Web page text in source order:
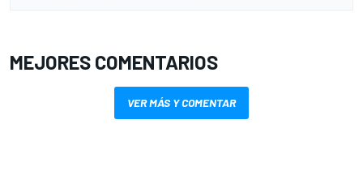
MEJORES COMENTARIOS
VER MÁS Y COMENTAR